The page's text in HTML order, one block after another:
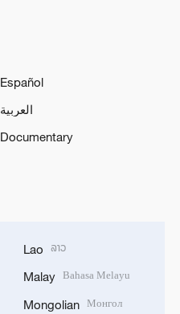
Español
العربية
Documentary
Lao ລາວ
Malay Bahasa Melayu
Mongolian Монгол